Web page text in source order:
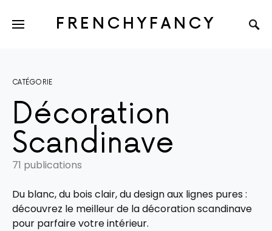
FRENCHYFANCY
CATÉGORIE
Décoration
Scandinave
71 publications
Du blanc, du bois clair, du design aux lignes pures :
découvrez le meilleur de la décoration scandinave
pour parfaire votre intérieur.